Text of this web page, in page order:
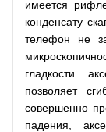
имеется
конденсату
телефон не
гладкости
позволяет
совершенно
падения,